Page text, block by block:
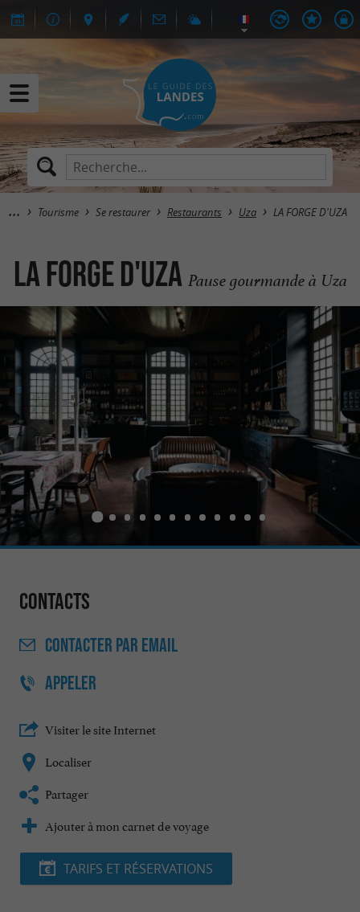
Tourisme Se restaurer Restaurants Uza LA FORGE D'UZA
LA FORGE D'UZA Pause gourmande à Uza
Contacts
CONTACTER PAR EMAIL
APPELER
Visiter le site Internet
Localiser
Partager
Ajouter à mon carnet de voyage
TARIFS ET RÉSERVATIONS